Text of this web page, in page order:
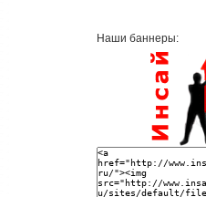
Наши баннеры: